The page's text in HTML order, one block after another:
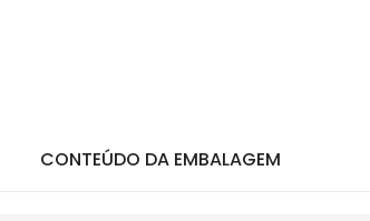
CONTEÚDO DA EMBALAGEM